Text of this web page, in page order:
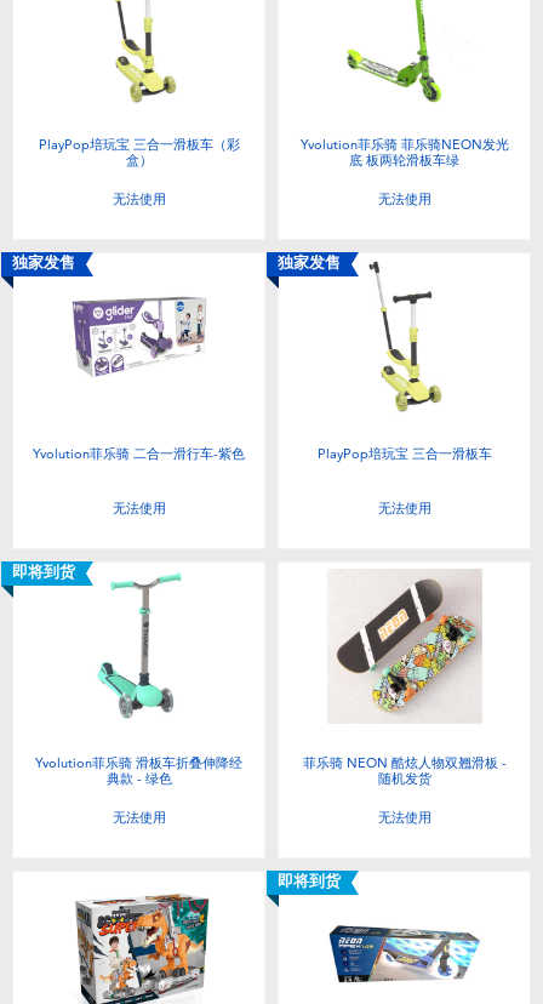
PlayPop培玩宝 三合一滑板车（彩
盒）
无法使用
Yvolution菲乐骑 菲乐骑NEON发光
底 板两轮滑板车绿
无法使用
独家发售
Yvolution菲乐骑 二合一滑行车-紫色
无法使用
独家发售
PlayPop培玩宝 三合一滑板车
无法使用
即将到货
Yvolution菲乐骑 滑板车折叠伸降经
典款 - 绿色
无法使用
菲乐骑 NEON 酷炫人物双翘滑板 -
随机发货
无法使用
即将到货